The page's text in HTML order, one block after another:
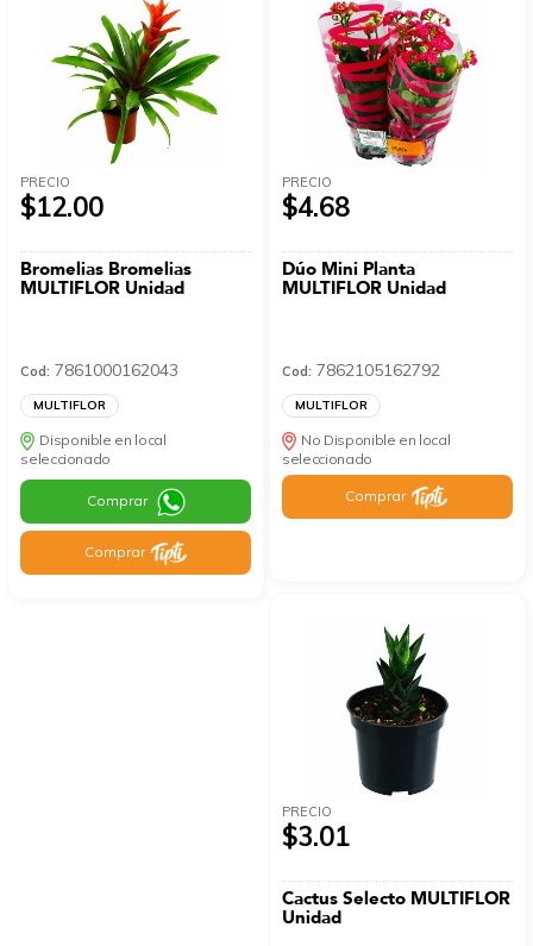
PRECIO
$12.00
Bromelias Bromelias
MULTIFLOR Unidad
Cod: 7861000162043
MULTIFLOR
Disponible en local
seleccionado
Comprar
Comprar
PRECIO
$4.68
Dúo Mini Planta
MULTIFLOR Unidad
Cod: 7862105162792
MULTIFLOR
No Disponible en local
seleccionado
Comprar
PRECIO
$3.01
Cactus Selecto MULTIFLOR
Unidad